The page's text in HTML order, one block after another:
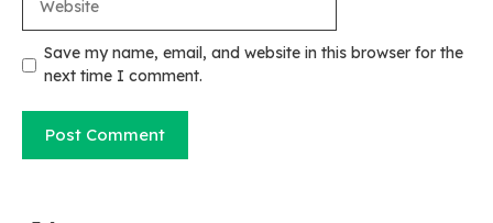
Save my name, email, and website in this browser for the
next time I comment.